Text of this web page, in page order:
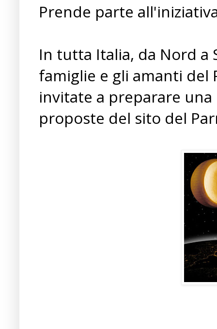
Prende parte
In tutta Italia, da Nord a
famiglie e gli amanti del
invitate a preparare
proposte del sito del